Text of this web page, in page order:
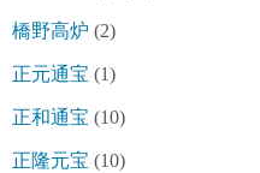
橋野高炉 (2)
正元通宝 (1)
正和通宝 (10)
正隆元宝 (10)